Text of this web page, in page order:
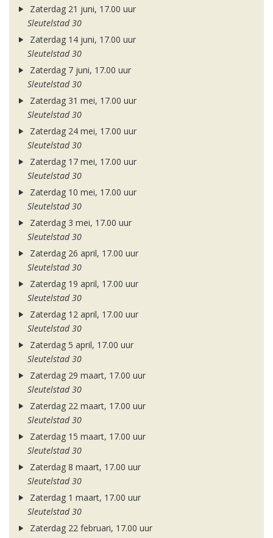
Zaterdag 21 juni, 17.00 uur
Sleutelstad 30
Zaterdag 14 juni, 17.00 uur
Sleutelstad 30
Zaterdag 7 juni, 17.00 uur
Sleutelstad 30
Zaterdag 31 mei, 17.00 uur
Sleutelstad 30
Zaterdag 24 mei, 17.00 uur
Sleutelstad 30
Zaterdag 17 mei, 17.00 uur
Sleutelstad 30
Zaterdag 10 mei, 17.00 uur
Sleutelstad 30
Zaterdag 3 mei, 17.00 uur
Sleutelstad 30
Zaterdag 26 april, 17.00 uur
Sleutelstad 30
Zaterdag 19 april, 17.00 uur
Sleutelstad 30
Zaterdag 12 april, 17.00 uur
Sleutelstad 30
Zaterdag 5 april, 17.00 uur
Sleutelstad 30
Zaterdag 29 maart, 17.00 uur
Sleutelstad 30
Zaterdag 22 maart, 17.00 uur
Sleutelstad 30
Zaterdag 15 maart, 17.00 uur
Sleutelstad 30
Zaterdag 8 maart, 17.00 uur
Sleutelstad 30
Zaterdag 1 maart, 17.00 uur
Sleutelstad 30
Zaterdag 22 februari, 17.00 uur